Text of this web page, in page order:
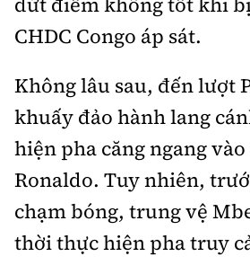
CHDC Congo áp sát.
Không lâu sau, đến lượt
khuấy đảo hành lang
hiện pha căng ngang
Ronaldo. Tuy nhiên,
chạm bóng, trung vệ
thời thực hiện pha truy